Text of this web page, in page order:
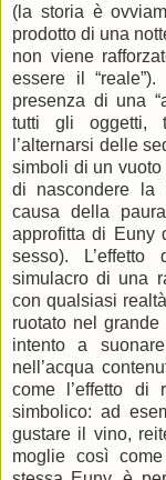
(la storia è
prodotto di una
non viene
essere il “reale”).
presenza di una
tutti gli oggetti,
l’alternarsi delle
simboli di un vuoto
di nascondere la
causa della
approfitta di Euny
sesso).
simulacro di una
con qualsiasi
ruotato nel
intento a
nell’acqua
come l’effetto di
simbolico: ad
gustare il vino,
moglie così